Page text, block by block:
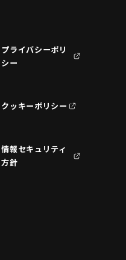
プライバシーポリ
シー
クッキーポリシー
情報セキュリティ
方針